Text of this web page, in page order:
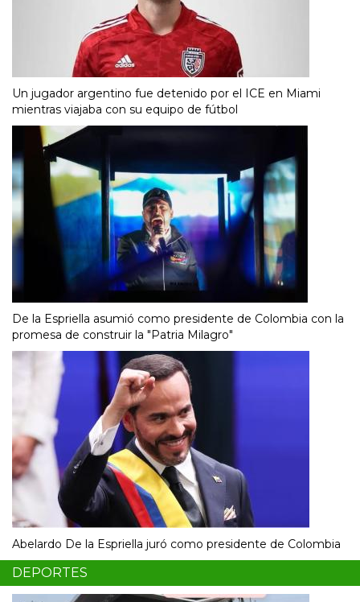
Un jugador argentino fue detenido por el ICE en Miami
mientras viajaba con su equipo de fútbol
De la Espriella asumió como presidente de Colombia con la
promesa de construir la "Patria Milagro"
Abelardo De la Espriella juró como presidente de Colombia
DEPORTES